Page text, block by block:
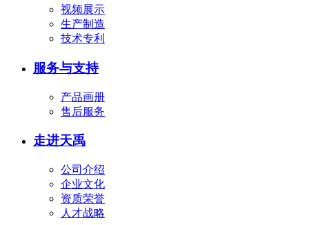
视频展示
生产制造
技术专利
服务与支持
产品画册
售后服务
走进天禹
公司介绍
企业文化
资质荣誉
人才战略